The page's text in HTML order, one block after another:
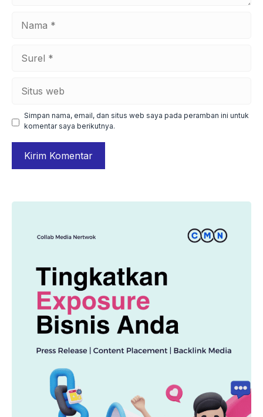
web
Simpan nama, email, dan situs web saya pada peramban ini untuk
komentar saya berikutnya.